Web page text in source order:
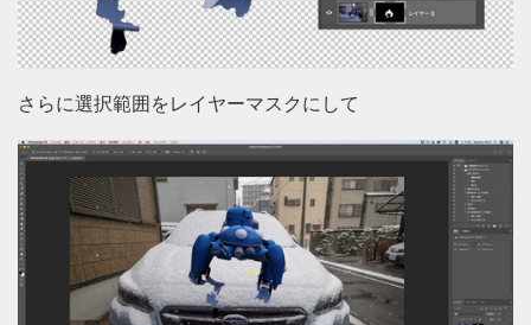
さらに選択範囲をレイヤーマスクにして